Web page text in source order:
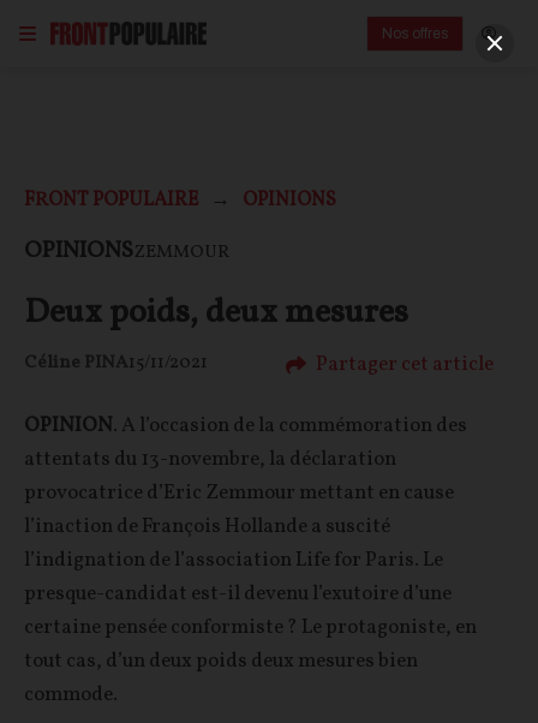
Nos offres
FRONT POPULAIRE OPINIONS
OPINIONSZEMMOUR
Deux poids, deux mesures
Céline PINA15/11/2021 Partager cet article
OPINION. A l’occasion de la commémoration des
attentats du 13-novembre, la déclaration
provocatrice d’Eric Zemmour mettant en cause
l’inaction de François Hollande a suscité
l’indignation de l’association Life for Paris. Le
presque-candidat est-il devenu l’exutoire d’une
certaine pensée conformiste ? Le protagoniste, en
tout cas, d’un deux poids deux mesures bien
commode.